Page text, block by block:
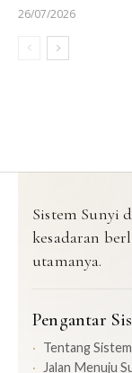
26/07/2026
Sistem Sunyi
kesadaran
utamanya.
Pengantar
Tentang
Jalan Menuju